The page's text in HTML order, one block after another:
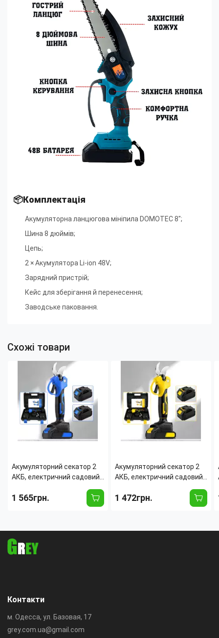
📦Комплектація
Акумуляторна ланцюгова мініпила DOMOTEC 8";
Шина 8 дюймів;
Цепь;
2 × Акумулятора Li-ion 48V;
Зарядний пристрій;
Кейс для зберігання й перенесення;
Заводське паковання.
Схожі товари
Акумуляторний секатор 2
АКБ, електричний садовий
кейс, заряджання 220 В
1 565грн.
Акумуляторний секатор 2
АКБ, електричний садовий
кейс, заряджання 220 В
1 472грн.
Контакти
м. Одесса, ул. Базовая, 17
grey.com.ua@gmail.com